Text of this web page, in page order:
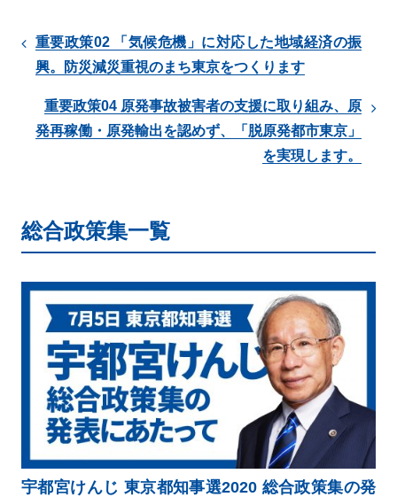
重要政策02 「気候危機」に対応した地域経済の振
興。防災減災重視のまち東京をつくります
重要政策04 原発事故被害者の支援に取り組み、原
発再稼働・原発輸出を認めず、「脱原発都市東京」
を実現します。
総合政策集一覧
宇都宮けんじ 東京都知事選2020 総合政策集の発